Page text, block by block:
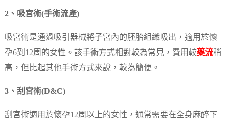
2、吸宮術(手術流產)
吸宮術是通過吸引器械將子宮內的胚胎組織吸出，適用於懷
孕6到12周的女性。該手術方式相對較為常見，費用較藥流稍
高，但比起其他手術方式來說，較為簡便。
3、刮宮術(D&C)
刮宮術適用於懷孕12周以上的女性，通常需要在全身麻醉下